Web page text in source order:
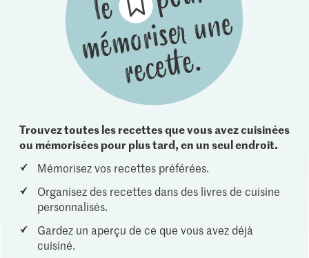
Trouvez toutes les recettes que vous avez cuisinées
ou mémorisées pour plus tard, en un seul endroit.
Mémorisez vos recettes préférées.
Organisez des recettes dans des livres de cuisine
personnalisés.
Gardez un aperçu de ce que vous avez déjà
cuisiné.